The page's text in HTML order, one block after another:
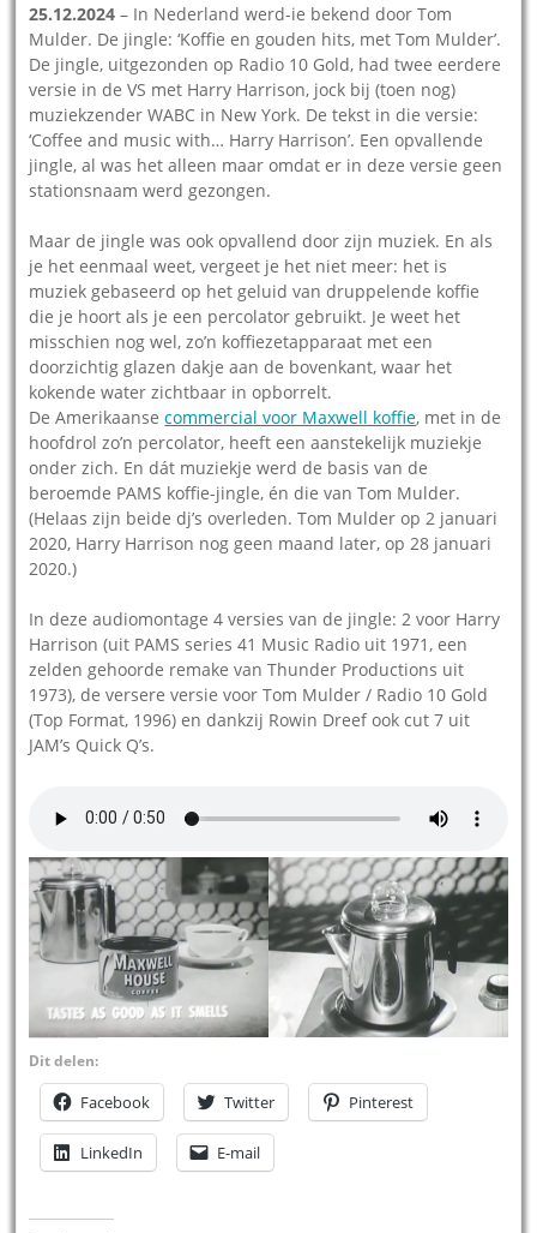
25.12.2024 – In Nederland werd-ie bekend door Tom
Mulder. De jingle: ‘Koffie en gouden hits, met Tom Mulder’.
De jingle, uitgezonden op Radio 10 Gold, had twee eerdere
versie in de VS met Harry Harrison, jock bij (toen nog)
muziekzender WABC in New York. De tekst in die versie:
‘Coffee and music with… Harry Harrison’. Een opvallende
jingle, al was het alleen maar omdat er in deze versie geen
stationsnaam werd gezongen.
Maar de jingle was ook opvallend door zijn muziek. En als
je het eenmaal weet, vergeet je het niet meer: het is
muziek gebaseerd op het geluid van druppelende koffie
die je hoort als je een percolator gebruikt. Je weet het
misschien nog wel, zo’n koffiezetapparaat met een
doorzichtig glazen dakje aan de bovenkant, waar het
kokende water zichtbaar in opborrelt.
De Amerikaansecommercial voor Maxwell koffie, met in de
hoofdrol zo’n percolator, heeft een aanstekelijk muziekje
onder zich. En dát muziekje werd de basis van de
beroemde PAMS koffie-jingle, én die van Tom Mulder.
(Helaas zijn beide dj’s overleden. Tom Mulder op 2 januari
2020, Harry Harrison nog geen maand later, op 28 januari
2020.)
In deze audiomontage 4 versies van de jingle: 2 voor Harry
Harrison (uit PAMS series 41 Music Radio uit 1971, een
zelden gehoorde remake van Thunder Productions uit
1973), de versere versie voor Tom Mulder / Radio 10 Gold
(Top Format, 1996) en dankzij Rowin Dreef ook cut 7 uit
JAM’s Quick Q’s.
Dit delen:
Facebook Twitter Pinterest
LinkedIn E-mail